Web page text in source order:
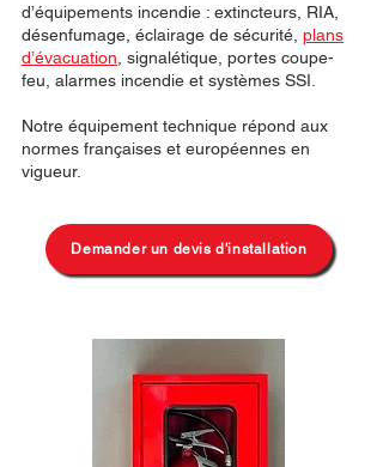
d’équipements incendie : extincteurs, RIA,
désenfumage, éclairage de sécurité, plans
d’évacuation , signalétique, portes coupe-
feu, alarmes incendie et systèmes SSI.
Notre équipement technique répond aux
normes françaises et européennes en
vigueur.
Demander un devis d'installation